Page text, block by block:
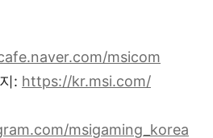
msicom
: https://kr.msi.com/
msigaming_korea